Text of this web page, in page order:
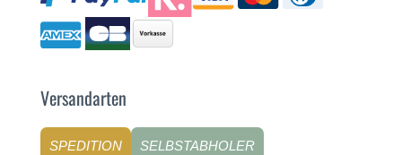
Versandarten
SPEDITION SELBSTABHOLER